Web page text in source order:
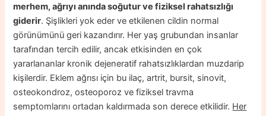
merhem, ağrıyı anında soğutur ve fiziksel rahatsızlığı
giderir. Şişlikleri yok eder ve etkilenen cildin normal
görünümünü geri kazandırır. Her yaş grubundan insanlar
tarafından tercih edilir, ancak etkisinden en çok
yararlananlar kronik dejeneratif rahatsızlıklardan muzdarip
kişilerdir. Eklem ağrısı için bu ilaç, artrit, bursit, sinovit,
osteokondroz, osteoporoz ve fiziksel travma
semptomlarını ortadan kaldırmada son derece etkilidir. Her